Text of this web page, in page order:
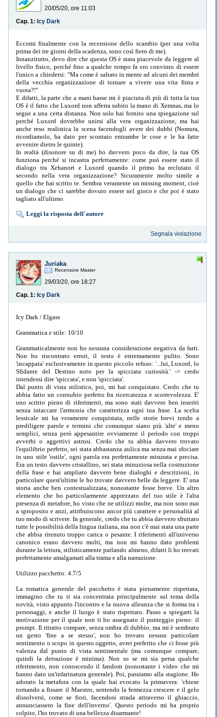
20/05/20, ore 11:03
Cap. 1: Icy Dark
Eccomi finalmente con la recensione dello scambio (per una volta
prima dei tre giorni della scadenza, sono così fiero di me).
Innanzitutto, devo dire che questa OS è stata piacevole da leggere al
livello fisico, perché fino a qualche tempo fa ero convinto di essere
l'unico a chiedersi: "Ma come è saltato in mente ad alcuni dei membri
della vecchia organizzazione di tornare a vivere una vita finta e
vuota?!"
E difatti, la parte che a mani basse mi è piaciuta di più di tutta la tua
OS è il fatto che Luxord non afferra subito la mano di Xemnas, ma lo
segue a una certa distanza. Non solo hai fornito una spiegazione sul
perché Luxord dovrebbe unirsi alla vera organizzazione, ma hai
anche reso realistica la scena facendogli avere dei dubbi (Nomura,
ricordiamolo, ha dato per scontato entrambe le cose e le ha fatte
avvenire dietro le quinte).
In realtà (disonore su di me) ho davvero poco da dire, la tua OS
funziona perché si incastra perfettamente: come può essere stato il
dialogo tra Xehanort e Luxord quando il primo ha reclutato il
secondo nella vera organizzazione? Sicuramente molto simile a
quello che hai scritto te. Sembra veramente un missing moment, cioè
un dialogo che ci sarebbe dovuto essere nel gioco e che poi è stato
tagliato all'ultimo.
Leggi la risposta dell'autore
Segnala violazione
Juriaka
Recensore Master
29/03/20, ore 18:27
Cap. 1: Icy Dark
Icy Dark / Elgass
Grammatica e stile: 10/10
Grammaticalmente non ho nessuna considerazione negativa da farti.
Non ho riscontrato errori, il testo è estremamente pulito. Sono
'incappata' esclusivamente in questo piccolo refuso: '...lui, Luxord, lo
Sfidante del Destino noto per la spicciata curiosità.' -> credo
intendessi dire 'spiccata', e non 'spicciata'.
Dal punto di vista stilistico, poi, mi hai conquistato. Credo che tu
abbia fatto un connubio perfetto fra ricercatezza e scorrevolezza. E'
uno scritto pieno di riferimenti, ma sono stati davvero ben inseriti
senza intaccare l'armonia che caratterizza ogni tua frase. La scelta
lessicale mi ha veramente conquistata, nelle storie brevi tendo a
prediligere parole e termini che comunque siano più 'alte' e meno
semplici, senza però appesantire ovviamente il periodo con troppi
avverbi o aggettivi astrusi. Credo che tu abbia davvero trovato
l'equilibrio perfetto, sei stata abbastanza aulica ma senza mai sfociare
in uno stile 'ostile', ogni parola era perfettamente misurata e precisa.
Era un testo davvero cristallino, sei stata minuziosa nella costruzione
della frase e hai ampliato davvero bene dialoghi e descrizioni, in
particolare quest'ultime le ho trovate davvero belle da leggere. E' una
storia anche ben contestualizzata, nonostante fosse breve. Un altro
elemento che ho particolarmente apprezzato del tuo stile è l'alta
presenza di metafore, ho visto che ne utilizzi molte, ma non sono mai
a sproposito e anzi, attribuiscono ancor più carattere e personalità al
tuo modo di scrivere. In generale, credo che tu abbia davvero sfruttato
tutte le possibilità della lingua italiana, ma non c'è mai stata una parte
che abbia ritenuto troppo carica o pesante. I riferimenti all'universo
canonico erano davvero molti, ma non mi hanno dato problemi
durante la lettura, stilisticamente parlando almeno, difatti li ho trovati
perfettamente amalgamati alla trama e alla narrazione.
Utilizzo pacchetto: 4.7/5
La tematica generale del pacchetto è stata pienamente rispettata,
immagino che tu ti sia concentrata principalmente sul tema della
novità, visto appunto l'incontro e la nuova alleanza che si forma tra i
personaggi, e anche il luogo è stato rispettato. Passo a spiegarti la
motivazione per il quale non ti ho assegnato il punteggio pieno: il
prompt. Il ritratto compare, senza ombra di dubbio, ma mi è sembrato
un gesto 'fine a se stesso', non ho trovato nessun particolare
sentimento o scopo in questo oggetto, avrei preferito che ci fosse più
valenza dal punto di vista sentimentale (ma comunque compare,
quindi la detrazione è minima). Non so se mi sia persa qualche
riferimento, non conoscendo il fandom (nonostante i video che mi
hanno dato un'infarinatura generale). Poi, passiamo alla stagione. Ho
adorato la metafora con la quale hai evocato la primavera: 'chiese
tornando a fissare il Maestro, sentendo la fermezza crescere e il gelo
dissolversi, come se fiori, facendosi strada attraverso il ghiaccio,
annunciassero la fine dell'inverno'. Questo periodo mi ha proprio
colpito, l'ho trovato di una bellezza disarmante!